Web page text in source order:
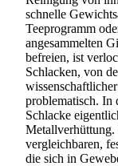
schnelle
Teeprogramm
angesammelten
befreien, ist
Schlacken, von
problematisch. In
Schlacke
Metallverhüttung.
vergleichbaren,
die sich in